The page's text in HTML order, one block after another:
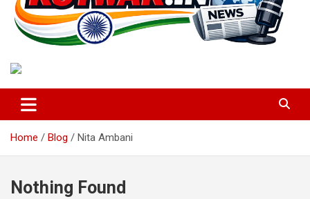
kotwar.in
Home Blog Nita Ambani
Nothing Found